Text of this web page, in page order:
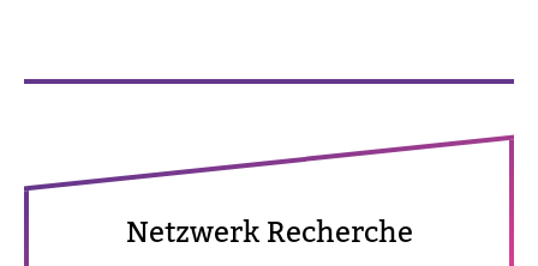
Netz­werk Recherche